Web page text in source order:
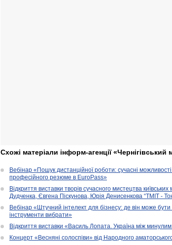
Схожі матеріали інформ-агенції «Чернігівський
Вебінар «Пошук дистанційної роботи: сучасні
професійного резюме в EuroPass»
Відкриття виставки творів сучасного мистецтва
Дудченка, Євгена Піскунова, Юрія Денисенкова “ТМІТ -
Вебінар «Штучний інтелект для бізнесу: де він може
інструменти вибрати»
Відкриття виставки «Василь Лопата. Україна між
Концерт «Весняні солоспіви» від Народного